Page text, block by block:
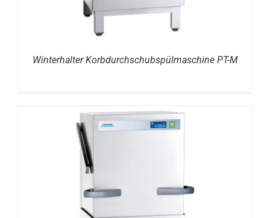
Winterhalter Korbdurchschubspülmaschine PT-M